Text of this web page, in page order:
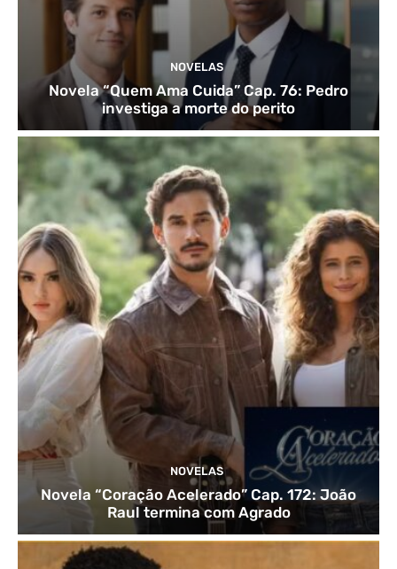
NOVELAS
Novela “Quem Ama Cuida” Cap. 76: Pedro
investiga a morte do perito
NOVELAS
Novela “Coração Acelerado” Cap. 172: João
Raul termina com Agrado